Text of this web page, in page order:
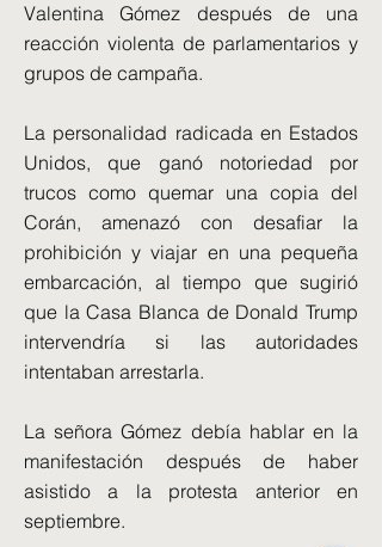
Valentina Gómez después de una
reacción violenta de parlamentarios y
grupos de campaña.
La personalidad radicada en Estados
Unidos, que ganó notoriedad por
trucos como quemar una copia del
Corán, amenazó con desafiar la
prohibición y viajar en una pequeña
embarcación, al tiempo que sugirió
que la Casa Blanca de Donald Trump
intervendría si las autoridades
intentaban arrestarla.
La señora Gómez debía hablar en la
manifestación después de haber
asistido a la protesta anterior en
septiembre.